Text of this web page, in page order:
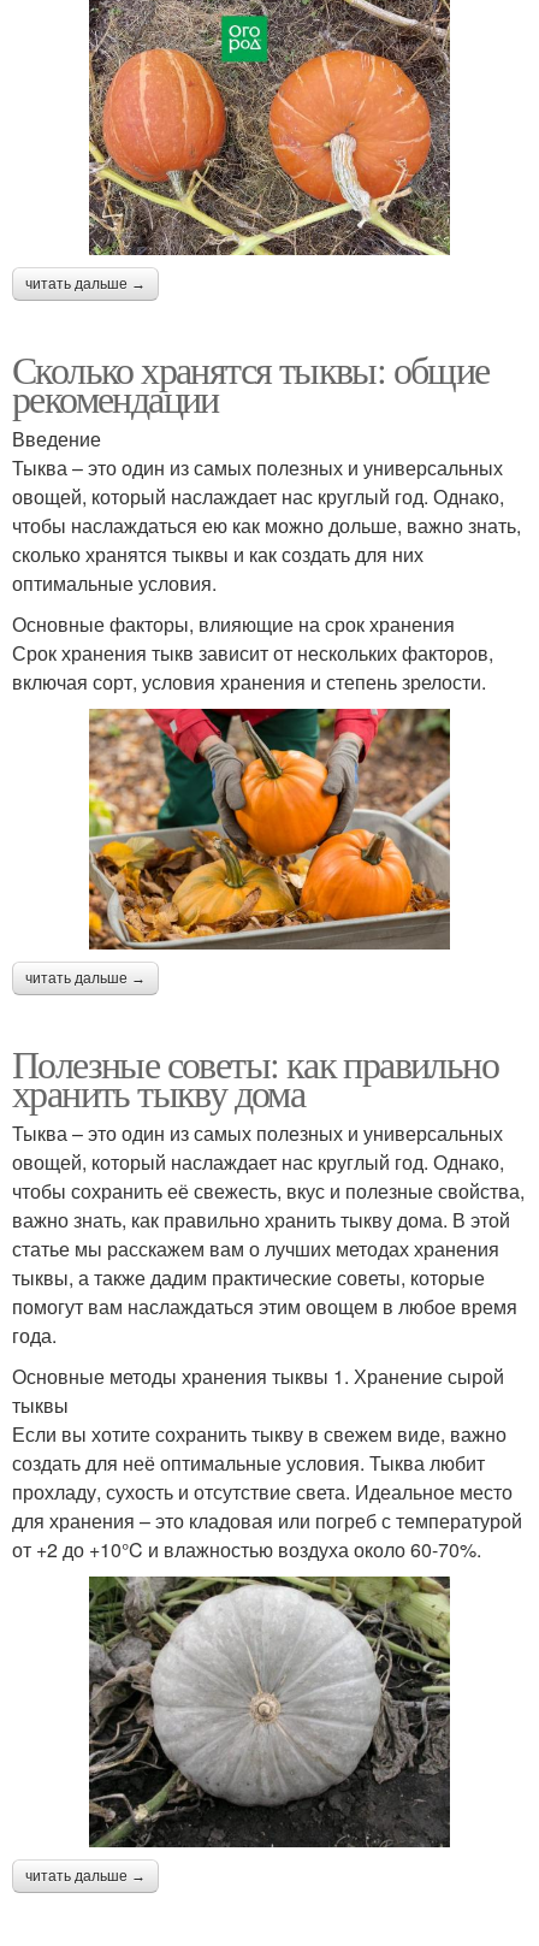
читать дальше →
Сколько хранятся тыквы: общие
рекомендации
Введение
Тыква – это один из самых полезных и универсальных
овощей, который наслаждает нас круглый год. Однако,
чтобы наслаждаться ею как можно дольше, важно знать,
сколько хранятся тыквы и как создать для них
оптимальные условия.
Основные факторы, влияющие на срок хранения
Срок хранения тыкв зависит от нескольких факторов,
включая сорт, условия хранения и степень зрелости.
читать дальше →
Полезные советы: как правильно
хранить тыкву дома
Тыква – это один из самых полезных и универсальных
овощей, который наслаждает нас круглый год. Однако,
чтобы сохранить её свежесть, вкус и полезные свойства,
важно знать, как правильно хранить тыкву дома. В этой
статье мы расскажем вам о лучших методах хранения
тыквы, а также дадим практические советы, которые
помогут вам наслаждаться этим овощем в любое время
года.
Основные методы хранения тыквы 1. Хранение сырой
тыквы
Если вы хотите сохранить тыкву в свежем виде, важно
создать для неё оптимальные условия. Тыква любит
прохладу, сухость и отсутствие света. Идеальное место
для хранения – это кладовая или погреб с температурой
от +2 до +10°C и влажностью воздуха около 60-70%.
читать дальше →